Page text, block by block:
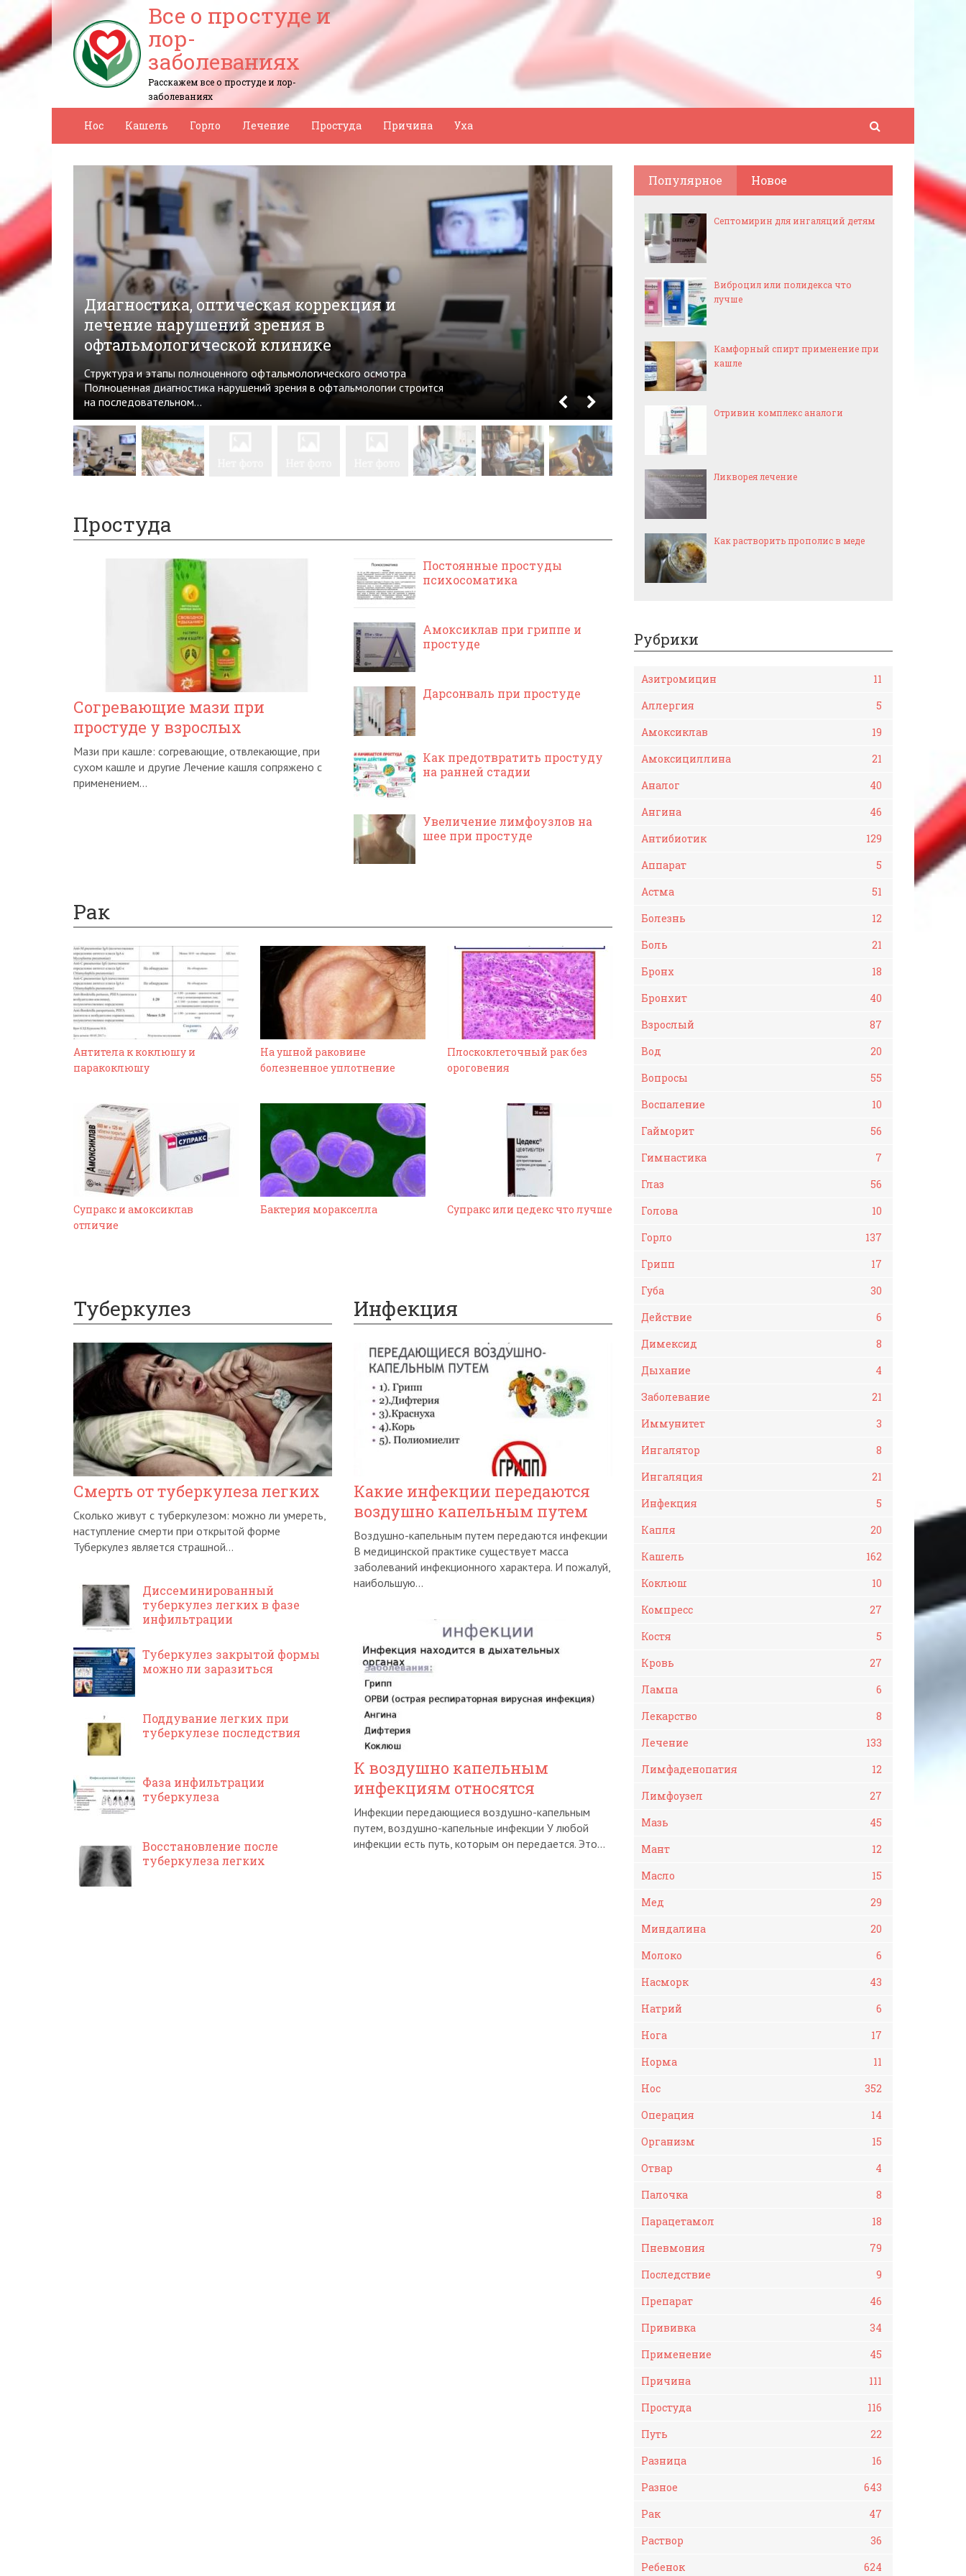
Все о простуде и
лор-
заболеваниях
Расскажем все о простуде и лор-
заболеваниях
Нос Кашель Горло Лечение Простуда Причина Уха
Диагностика, оптическая коррекция и
лечение нарушений зрения в
офтальмологической клинике
Структура и этапы полноценного офтальмологического осмотра
Полноценная диагностика нарушений зрения в офтальмологии строится
на последовательном...
Простуда
Согревающие мази при
простуде у взрослых
Мази при кашле: согревающие, отвлекающие, при
сухом кашле и другие Лечение кашля сопряжено с
применением...
Постоянные простуды
психосоматика
Амоксиклав при гриппе и
простуде
Дарсонваль при простуде
Как предотвратить простуду
на ранней стадии
Увеличение лимфоузлов на
шее при простуде
Рак
Антитела к коклюшу и
паракоклюшу
На ушной раковине
болезненное уплотнение
Плоскоклеточный рак без
ороговения
Супракс и амоксиклав
отличие
Бактерия моракселла Супракс или цедекс что лучше
Туберкулез
Смерть от туберкулеза легких
Сколько живут с туберкулезом: можно ли умереть,
наступление смерти при открытой форме
Туберкулез является страшной...
Диссеминированный
туберкулез легких в фазе
инфильтрации
Туберкулез закрытой формы
можно ли заразиться
Поддувание легких при
туберкулезе последствия
Фаза инфильтрации
туберкулеза
Восстановление после
туберкулеза легких
Инфекция
Какие инфекции передаются
воздушно капельным путем
Воздушно-капельным путем передаются инфекции
В медицинской практике существует масса
заболеваний инфекционного характера. И пожалуй,
наибольшую...
К воздушно капельным
инфекциям относятся
Инфекции передающиеся воздушно-капельным
путем, воздушно-капельные инфекции У любой
инфекции есть путь, которым он передается. Это...
Популярное Новое
Септомирин для ингаляций детям
Виброцил или полидекса что
лучше
Камфорный спирт применение при
кашле
Отривин комплекс аналоги
Ликворея лечение
Как растворить прополис в меде
Рубрики
Азитромицин
11
Аллергия
5
Амоксиклав
19
Амоксициллина
21
Аналог
40
Ангина
46
Антибиотик
129
Аппарат
5
Астма
51
Болезнь
12
Боль
21
Бронх
18
Бронхит
40
Взрослый
87
Вод
20
Вопросы
55
Воспаление
10
Гайморит
56
Гимнастика
7
Глаз
56
Голова
10
Горло
137
Грипп
17
Губа
30
Действие
6
Димексид
8
Дыхание
4
Заболевание
21
Иммунитет
3
Ингалятор
8
Ингаляция
21
Инфекция
5
Капля
20
Кашель
162
Коклюш
10
Компресс
27
Костя
5
Кровь
27
Лампа
6
Лекарство
8
Лечение
133
Лимфаденопатия
12
Лимфоузел
27
Мазь
45
Мант
12
Масло
15
Мед
29
Миндалина
20
Молоко
6
Насморк
43
Натрий
6
Нога
17
Норма
11
Нос
352
Операция
14
Организм
15
Отвар
4
Палочка
8
Парацетамол
18
Пневмония
79
Последствие
9
Препарат
46
Прививка
34
Применение
45
Причина
111
Простуда
116
Путь
22
Разница
16
Разное
643
Рак
47
Раствор
36
Ребенок
624